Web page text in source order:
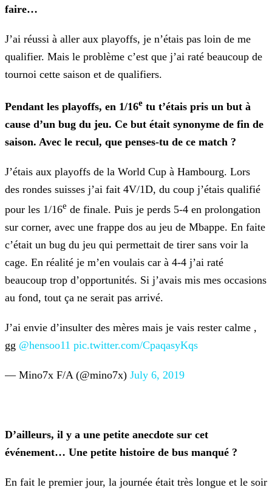
faire…
J’ai réussi à aller aux playoffs, je n’étais pas loin de me
qualifier. Mais le problème c’est que j’ai raté beaucoup de
tournoi cette saison et de qualifiers.
Pendant les playoffs, en 1/16e tu t’étais pris un but à
cause d’un bug du jeu. Ce but était synonyme de fin de
saison. Avec le recul, que penses-tu de ce match ?
J’étais aux playoffs de la World Cup à Hambourg. Lors
des rondes suisses j’ai fait 4V/1D, du coup j’étais qualifié
pour les 1/16e de finale. Puis je perds 5-4 en prolongation
sur corner, avec une frappe dos au jeu de Mbappe. En faite
c’était un bug du jeu qui permettait de tirer sans voir la
cage. En réalité je m’en voulais car à 4-4 j’ai raté
beaucoup trop d’opportunités. Si j’avais mis mes occasions
au fond, tout ça ne serait pas arrivé.
J’ai envie d’insulter des mères mais je vais rester calme ,
gg @hensoo11 pic.twitter.com/CpaqasyKqs
— Mino7x F/A (@mino7x) July 6, 2019
D’ailleurs, il y a une petite anecdote sur cet
événement… Une petite histoire de bus manqué ?
En fait le premier jour, la journée était très longue et le soir